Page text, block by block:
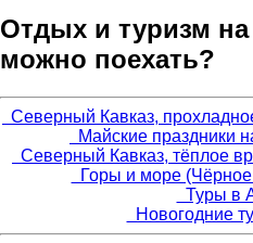
Отдых и туризм на
можно поехать?
Северный Кавказ,
Майские праздники
Северный Кавказ, тёплое
Горы и море
Туры в
Новогодние